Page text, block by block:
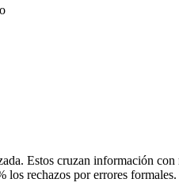
Estos cruzan información
los rechazos por errores formales.